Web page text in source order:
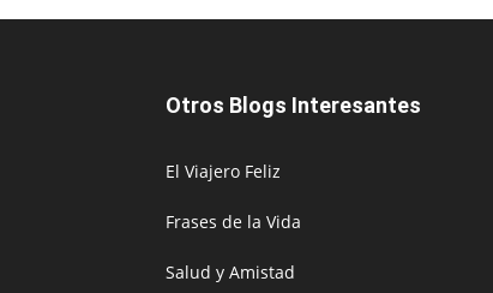
Otros Blogs Interesantes
El Viajero Feliz
Frases de la Vida
Salud y Amistad